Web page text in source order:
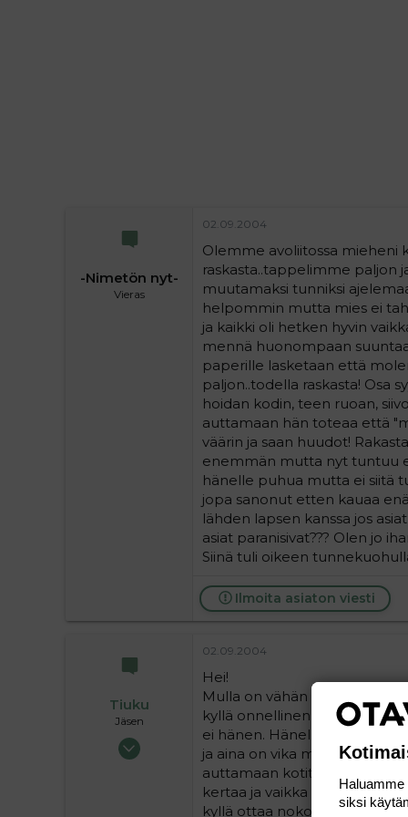
-Nimetön nyt-
Vieras
02.09.2004
Olemme avoliitossa mieheni
raskasta..tappelimme paljon
muutamaksi tunniksi
helpommin mutta mies ei
ja kaikki oli hetken hyvin
mennä huonompaan
paperille lasketaan että
paljon..todella raskasta! Osa
hoidan kodin, teen ruoan,
auttamaan hän toteaa että
väärin ja saan huudot!
enemmän mutta nyt tuntuu
hänelle puhua mutta ei siitä
jopa sanonut etten kauaa
lähden lapsen kanssa jos
asiat paranisivat??? Olen jo
Siinä tuli oikeen
Ilmoita asiaton viesti
Tiuku
Jäsen
02.09.2004
02.09.2004
Hei!
Mulla on vähän sama
kyllä onnellinen lapsesta,
ei hänen. Hänellä on myös
ja aina on vika minussa.
auttamaan kotitöissä
kertaa ja vaikka olisin
kyllä ottaa nokoset sohvalla
Haluamme
siksi